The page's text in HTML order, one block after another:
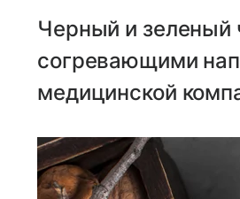
Черный и зеленый
согревающими
медицинской